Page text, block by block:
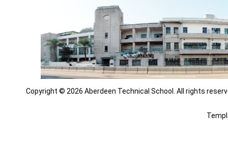
Copyright © 2026 Aberdeen Technical School. All rights